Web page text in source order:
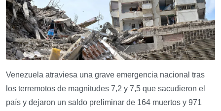
Venezuela atraviesa una grave emergencia nacional tras
los terremotos de magnitudes 7,2 y 7,5 que sacudieron el
país y dejaron un saldo preliminar de 164 muertos y 971